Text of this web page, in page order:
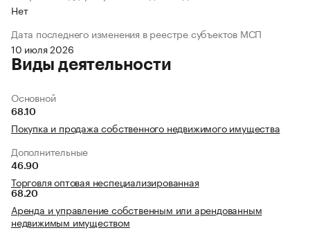
Нет
Дата последнего изменения в реестре субъектов МСП
10 июля 2026
Виды деятельности
Основной
68.10
Покупка и продажа собственного недвижимого имущества
Дополнительные
46.90
Торговля оптовая неспециализированная
68.20
Аренда и управление собственным или арендованным
недвижимым имуществом